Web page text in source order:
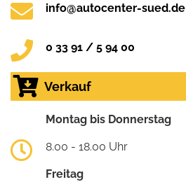
info@autocenter-sued.de
0 33 91 / 5 94 00
Verkauf
Montag bis Donnerstag
8.00 - 18.00 Uhr
Freitag